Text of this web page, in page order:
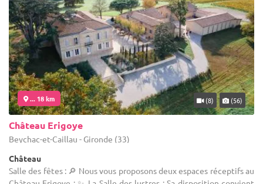
... 18 km (8) (56)
Château Erigoye
Beychac-et-Caillau - Gironde (33)
Château
Salle des fêtes : 🔎 Nous vous proposons deux espaces réceptifs au